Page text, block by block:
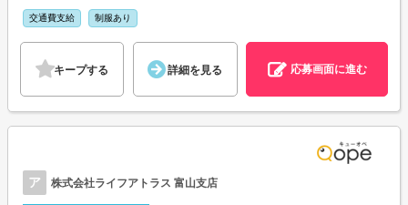
交通費支給 制服あり
キープする 詳細を見る 応募画面に進む
ア 株式会社ライフアトラス 富山支店